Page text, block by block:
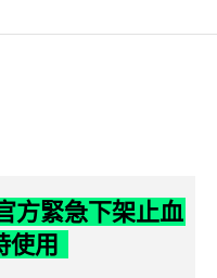
方緊急下架止血
使用